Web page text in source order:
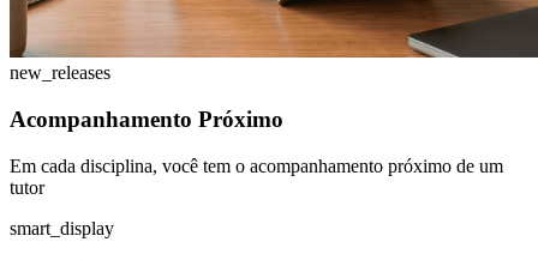
new_releases
Acompanhamento Próximo
Em cada disciplina, você tem o acompanhamento próximo de um
tutor
smart_display